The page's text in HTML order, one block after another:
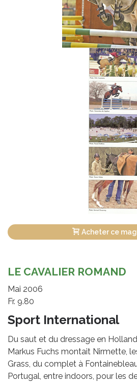
Acheter ce
LE CAVALIER ROMAND
Mai 2006
Fr. 9.80
Sport International
Du saut et du dressage en
Markus Fuchs montait Nirmette,
Grass, du complet à
Portugal, entre indoors, pour les